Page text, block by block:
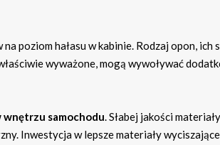
na poziom hałasu w kabinie. Rodzaj opon, ich
wyważone, mogą wywoływać
wnętrzu samochodu. Słabej jakości
Inwestycja w lepsze materiały